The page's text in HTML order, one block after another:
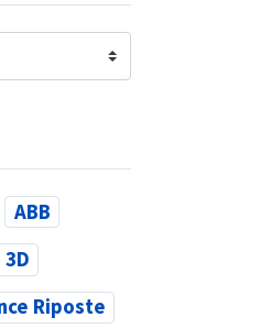
ABB
Riposte